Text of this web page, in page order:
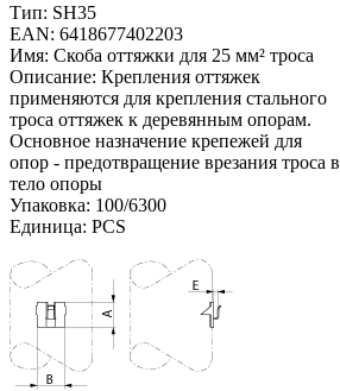
Тип: SH35
EAN: 6418677402203
Имя: Скоба оттяжки для 25 мм² троса
Описание: Крепления оттяжек
применяются для крепления стального
троса оттяжек к деревянным опорам.
Основное назначение крепежей для
опор - предотвращение врезания троса в
тело опоры
Упаковка: 100/6300
Единица: PCS